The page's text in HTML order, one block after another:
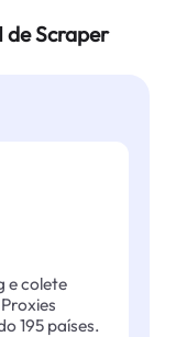
de Scraper
e colete
195 países.